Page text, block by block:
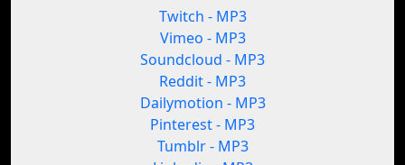
Twitch - MP3
Vimeo - MP3
Soundcloud - MP3
Reddit - MP3
Dailymotion - MP3
Pinterest - MP3
Tumblr - MP3